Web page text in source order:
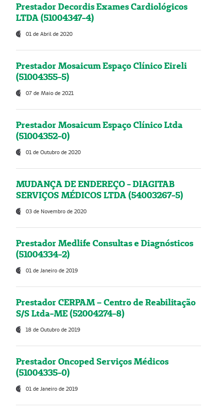
Prestador Decordis Exames Cardiológicos
LTDA (51004347-4)
01 de Abril de 2020
Prestador Mosaicum Espaço Clínico Eireli
(51004355-5)
07 de Maio de 2021
Prestador Mosaicum Espaço Clínico Ltda
(51004352-0)
01 de Outubro de 2020
MUDANÇA DE ENDEREÇO - DIAGITAB
SERVIÇOS MÉDICOS LTDA (54003267-5)
03 de Novembro de 2020
Prestador Medlife Consultas e Diagnósticos
(51004334-2)
01 de Janeiro de 2019
Prestador CERPAM – Centro de Reabilitação
S/S Ltda-ME (52004274-8)
18 de Outubro de 2019
Prestador Oncoped Serviços Médicos
(51004335-0)
01 de Janeiro de 2019